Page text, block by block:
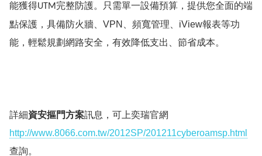
能獲得UTM完整防護。
只需單一設備預算，提供您全面的端
點保護，具備防火牆、 VPN 、頻寬管理、 iView報表等功
能，輕鬆規劃網路安全，有效降低支出、節省成本。
詳細資安摳門方案訊息，可上奕瑞官網
http://www.8066.com.tw/2012SP/201211cyberoamsp.html
查詢。